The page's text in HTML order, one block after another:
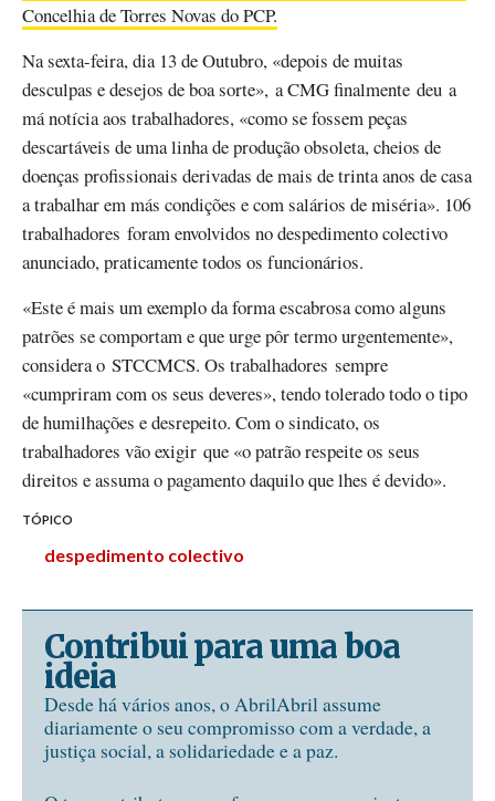
Concelhia de Torres Novas do PCP.
Na sexta-feira, dia 13 de Outubro, «depois de muitas
desculpas e desejos de boa sorte», a CMG finalmente deu a
má notícia aos trabalhadores, «como se fossem peças
descartáveis de uma linha de produção obsoleta, cheios de
doenças profissionais derivadas de mais de trinta anos de casa
a trabalhar em más condições e com salários de miséria». 106
trabalhadores foram envolvidos no despedimento colectivo
anunciado, praticamente todos os funcionários.
«Este é mais um exemplo da forma escabrosa como alguns
patrões se comportam e que urge pôr termo urgentemente»,
considera o STCCMCS. Os trabalhadores sempre
«cumpriram com os seus deveres», tendo tolerado todo o tipo
de humilhações e desrepeito. Com o sindicato, os
trabalhadores vão exigir que «o patrão respeite os seus
direitos e assuma o pagamento daquilo que lhes é devido».
TÓPICO
despedimento colectivo
Contribui para uma boa
ideia
Desde há vários anos, o AbrilAbril assume
diariamente o seu compromisso com a verdade, a
justiça social, a solidariedade e a paz.